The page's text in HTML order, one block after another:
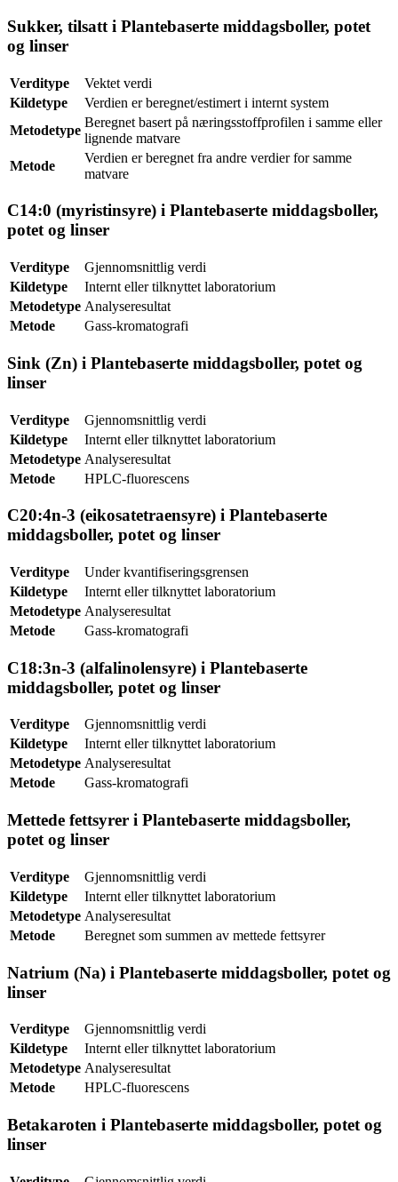
Sukker, tilsatt i Plantebaserte middagsboller, potet
og linser
Verditype
Vektet verdi
Kildetype
Verdien er beregnet/estimert i internt system
Metodetype
Beregnet basert på næringsstoffprofilen i samme eller
lignende matvare
Metode
Verdien er beregnet fra andre verdier for samme
matvare
C14:0 (myristinsyre) i Plantebaserte middagsboller,
potet og linser
Verditype
Gjennomsnittlig verdi
Kildetype
Internt eller tilknyttet laboratorium
Metodetype Analyseresultat
Metode
Gass-kromatografi
Sink (Zn) i Plantebaserte middagsboller, potet og
linser
Verditype
Gjennomsnittlig verdi
Kildetype
Internt eller tilknyttet laboratorium
Metodetype Analyseresultat
Metode
HPLC-fluorescens
C20:4n-3 (eikosatetraensyre) i Plantebaserte
middagsboller, potet og linser
Verditype
Under kvantifiseringsgrensen
Kildetype
Internt eller tilknyttet laboratorium
Metodetype Analyseresultat
Metode
Gass-kromatografi
C18:3n-3 (alfalinolensyre) i Plantebaserte
middagsboller, potet og linser
Verditype
Gjennomsnittlig verdi
Kildetype
Internt eller tilknyttet laboratorium
Metodetype Analyseresultat
Metode
Gass-kromatografi
Mettede fettsyrer i Plantebaserte middagsboller,
potet og linser
Verditype
Gjennomsnittlig verdi
Kildetype
Internt eller tilknyttet laboratorium
Metodetype Analyseresultat
Metode
Beregnet som summen av mettede fettsyrer
Natrium (Na) i Plantebaserte middagsboller, potet og
linser
Verditype
Gjennomsnittlig verdi
Kildetype
Internt eller tilknyttet laboratorium
Metodetype Analyseresultat
Metode
HPLC-fluorescens
Betakaroten i Plantebaserte middagsboller, potet og
linser